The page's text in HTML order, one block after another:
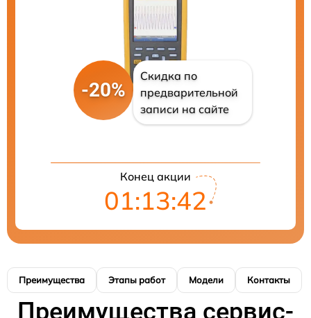
-20%
Скидка по
предварительной
записи на сайте
Конец акции
01:13:41
Преимущества Этапы работ Модели Контакты
Преимущества сервис-